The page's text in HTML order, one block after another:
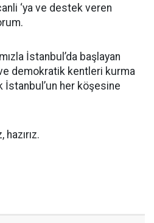
‘ya ve destek veren
İstanbul’da başlayan
demokratik kentleri kurma
her köşesine
hazırız.